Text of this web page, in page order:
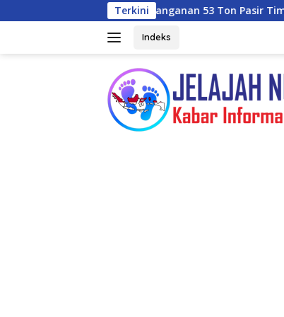
ke
Terkini
53 Ton Pasir Timah di Air Merbau
Indeks